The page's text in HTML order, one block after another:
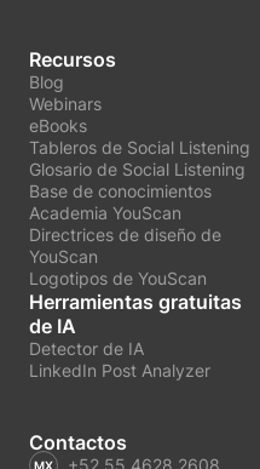
Recursos
Blog
Webinars
eBooks
Tableros de Social Listening
Glosario de Social Listening
Base de conocimientos
Academia YouScan
Directrices de diseño de
YouScan
Logotipos de YouScan
Herramientas gratuitas
de IA
Detector de IA
LinkedIn Post Analyzer
Contactos
+52 55 4628 2608